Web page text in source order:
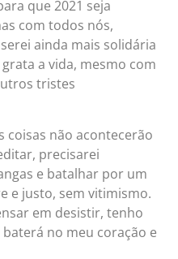
que 2021 seja
com todos nós,
ainda mais solidária
a vida, mesmo com
tristes
coisas não acontecerão
precisarei
e batalhar por um
e justo, sem vitimismo.
em desistir, tenho
no meu coração e